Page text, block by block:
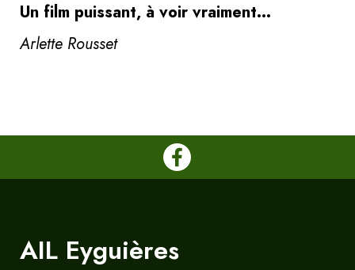
Un film puissant, à voir vraiment…
Arlette Rousset
AIL Eyguières